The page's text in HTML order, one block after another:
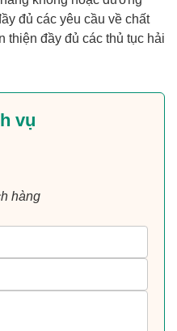
đủ các yêu cầu về chất
thiện đầy đủ các thủ tục hải
vụ
hàng